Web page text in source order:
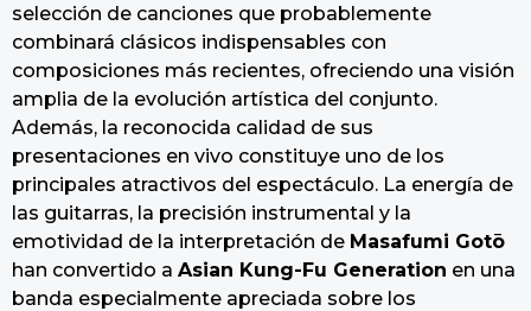
selección de canciones que probablemente
combinará clásicos indispensables con
composiciones más recientes, ofreciendo una visión
amplia de la evolución artística del conjunto.
Además, la reconocida calidad de sus
presentaciones en vivo constituye uno de los
principales atractivos del espectáculo. La energía de
las guitarras, la precisión instrumental y la
emotividad de la interpretación de Masafumi Gotō
han convertido a Asian Kung-Fu Generation en una
banda especialmente apreciada sobre los